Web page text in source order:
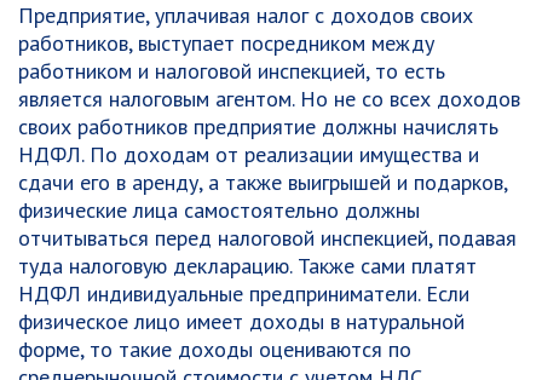
Предприятие, уплачивая налог с доходов своих
работников, выступает посредником между
работником и налоговой инспекцией, то есть
является налоговым агентом. Но не со всех доходов
своих работников предприятие должны начислять
НДФЛ. По доходам от реализации имущества и
сдачи его в аренду, а также выигрышей и подарков,
физические лица самостоятельно должны
отчитываться перед налоговой инспекцией, подавая
туда налоговую декларацию. Также сами платят
НДФЛ индивидуальные предприниматели. Если
физическое лицо имеет доходы в натуральной
форме, то такие доходы оцениваются по